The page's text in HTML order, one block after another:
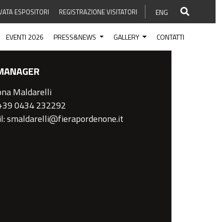
ESPOSITORI REGISTRAZIONE VISITATORI ENG
EVENTI 2026 PRESS&NEWS GALLERY CONTATTI
Maldarelli
0434 232292
smaldarelli@fierapordenone.it